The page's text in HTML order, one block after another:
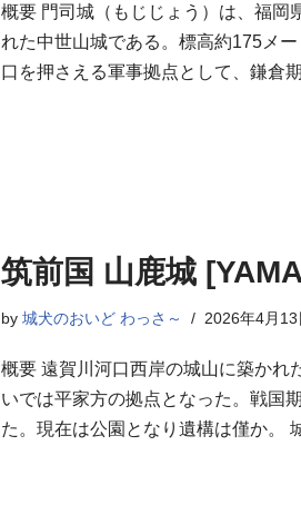
概要 門司城（もじじょう）は、福岡
れた中世山城である。標高約175メ
口を押さえる軍事拠点として、鎌倉
筑前国 山鹿城
by 城犬のおいど わっさ～ 2026年4月13
概要 遠賀川河口西岸の城山に築かれ
いでは平家方の拠点となった。戦国
た。現在は公園となり遺構は僅か。